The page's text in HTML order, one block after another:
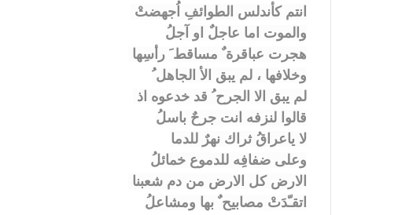
انتم كأندلس الطوائفِ اُجهضتْ
والموت اما عاجلٌ او آجلُ
هجرت عباقرة ٌ مساقط َ رأسِها
وخلافها ، لم يبق الأ الجاهل ُ
لم يبق الا الجرح ُ قد خدعوه اذ
قالوا لنزفه انت جرحٌ باسلُ
لا ياعراقُ ثراك نهرٌ للدما
وعلى ضفافِه للدموع خمائلُ
الارض كل الارض من دم شعبنا
اتقـّدَتْ مصابيح ٌ بها ومشاعلُ